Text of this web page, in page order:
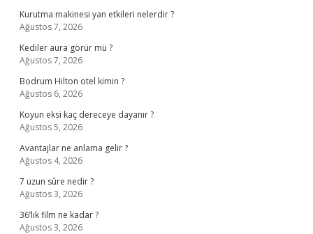
Kurutma makinesi yan etkileri nelerdir ?
Ağustos 7, 2026
Kediler aura görür mü ?
Ağustos 7, 2026
Bodrum Hilton otel kimin ?
Ağustos 6, 2026
Koyun eksi kaç dereceye dayanır ?
Ağustos 5, 2026
Avantajlar ne anlama gelir ?
Ağustos 4, 2026
7 uzun sûre nedir ?
Ağustos 3, 2026
36’lık film ne kadar ?
Ağustos 3, 2026